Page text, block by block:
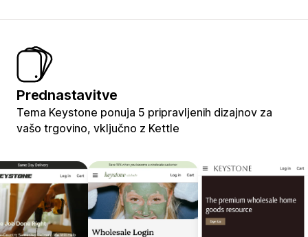
Prednastavitve
Tema Keystone ponuja 5 pripravljenih dizajnov za
vašo trgovino, vključno z Kettle